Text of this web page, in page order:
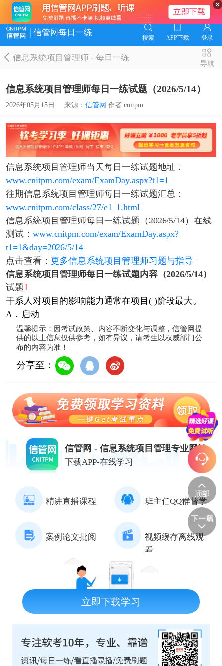
信管网每日一练
搜索 APP下载 登录
信息系统项目管理师-每日一练
导航
信息系统项目管理师每日一练试题（2026/5/14）
2026年05月15日 来源： 信管网 作者:cnitpm
信息系统项目管理师当天每日一练试题地址：
www.cnitpm.com/exam/ExamDay.aspx?t1=1
往期信息系统项目管理师每日一练试题汇总：
www.cnitpm.com/class/27/e1_1.html
信息系统项目管理师每日一练试题（2026/5/14）在线
测试： www.cnitpm.com/exam/ExamDay.aspx?
t1=1&day=2026/5/14
点击查看： 更多信息系统项目管理师习题与指导
信息系统项目管理师每日一练试题内容（2026/5/14）
试题1
干系人对项目的影响能力通常在项目( )阶段最大。
A．启动
温馨提示：因考试政策、内容不断变化与调整，信管网提
供的以上信息仅供参考，如有异议，请考生以权威部门公
布的内容为准！
分享至：
信管网 - 信息系统项目管理专业网站
下载APP-在线学习
精讲直播课程 班主任QQ群督学
案例论文批阅
视频缓存离线观
看
立即下载学习